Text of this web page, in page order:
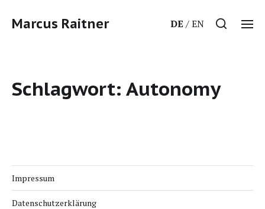
Marcus Raitner DE EN
Schlagwort: Autonomy
Impressum
Datenschutzerklärung